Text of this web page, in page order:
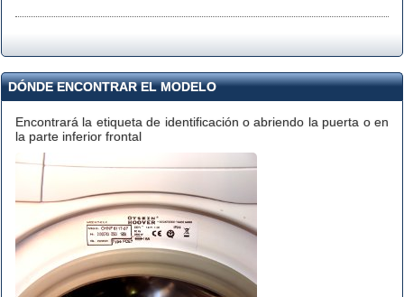
DÓNDE ENCONTRAR EL MODELO
Encontrará la etiqueta de identificación o abriendo la puerta o en
la parte inferior frontal